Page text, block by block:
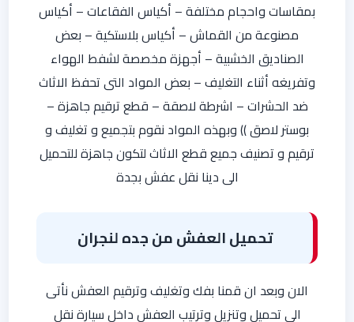
بمقاسات واحجام مختلفة – أكياس الفقاعات – أكياس
مصنوعة من القماش – أكياس بلاستكية – بعض
الصناديق الخشبية – أجهزة مخصصة لشفط الهواء
وتفريغه أثناء التغليف – بعض المواد التى تحفظ الاثاث
ضد الحشرات – اشرطة لاصقة – قطع ترقيم جاهزة –
بوستر لاصق )) وبهذه المواد نقوم بتجميع و تغليف و
ترقيم و تصنيف جميع قطع الاثاث لتكون جاهزة للتحميل
الى دينا نقل عفش بجدة
تحميل العفش من جده لنجران
الان وبعد ان قمنا بفك وتغليف وترقيم العفش نأتى
الى تحميل وتنزيل وترتيب العفش داخل سيارة نقل